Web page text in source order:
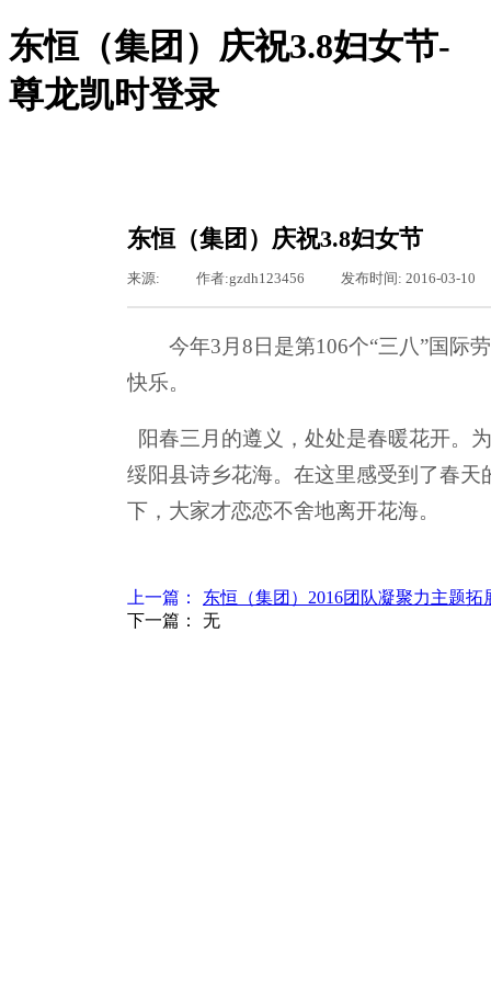
东恒（集团）庆祝3.8妇女节-
尊龙凯时登录
组织机构
图片新闻
通知通告
行业资讯
尊龙凯时登录的文化
荣誉资质
东恒（集团）庆祝3.8妇女节
来源: 作者:gzdh123456 发布时间: 2016-03-10
今年3 月8 日是第106个“三八”国际
快乐。
阳春三月的遵义，处处是春暖花开。
绥阳县诗乡花海。在这里感受到了春
下，大家才恋恋不舍地离开花海。
上一篇：
东恒（集团）2016团队凝聚力主题拓
下一篇：
无